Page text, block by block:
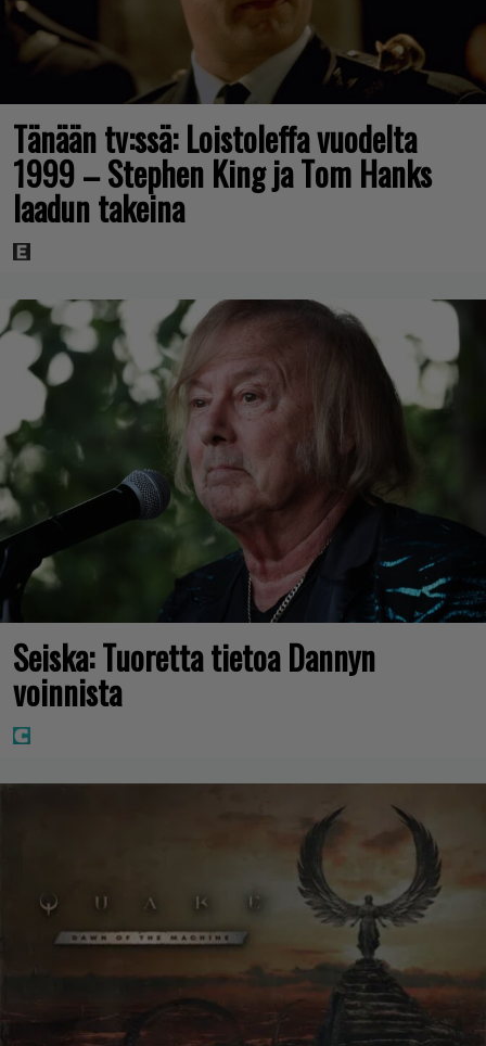
Tänään tv:ssä: Loistoleffa vuodelta
1999 – Stephen King ja Tom Hanks
laadun takeina
Seiska: Tuoretta tietoa Dannyn
voinnista